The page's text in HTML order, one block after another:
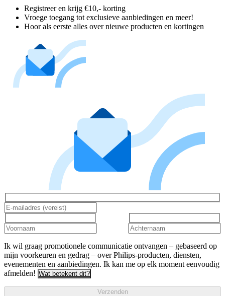
Registreer en krijg €10,- korting
Vroege toegang tot exclusieve aanbiedingen en meer!
Hoor als eerste alles over nieuwe producten en kortingen
Ik wil graag promotionele communicatie ontvangen – gebaseerd op
mijn voorkeuren en gedrag – over Philips-producten, diensten,
evenementen en aanbiedingen. Ik kan me op elk moment eenvoudig
afmelden! Wat betekent dit?
Verzenden